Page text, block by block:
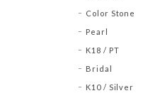
Color Stone
Pearl
K18 / PT
Bridal
K10 / Silver